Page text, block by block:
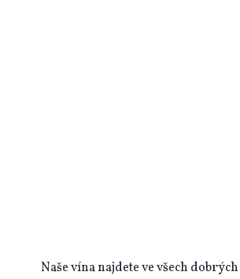
Naše vína najdete ve všech